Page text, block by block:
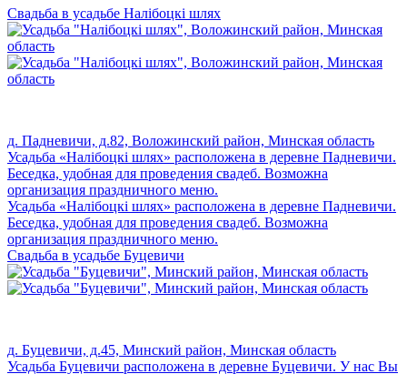
Свадьба в усадьбе Налiбоцкi шлях
д. Падневичи, д.82, Воложинский район, Минская область
Усадьба «Налiбоцкi шлях» расположена в деревне Падневичи.
Беседка, удобная для проведения свадеб. Возможна
организация праздничного меню.
Усадьба «Налiбоцкi шлях» расположена в деревне Падневичи.
Беседка, удобная для проведения свадеб. Возможна
организация праздничного меню.
Свадьба в усадьбе Буцевичи
д. Буцевичи, д.45, Минский район, Минская область
Усадьба Буцевичи расположена в деревне Буцевичи. У нас Вы